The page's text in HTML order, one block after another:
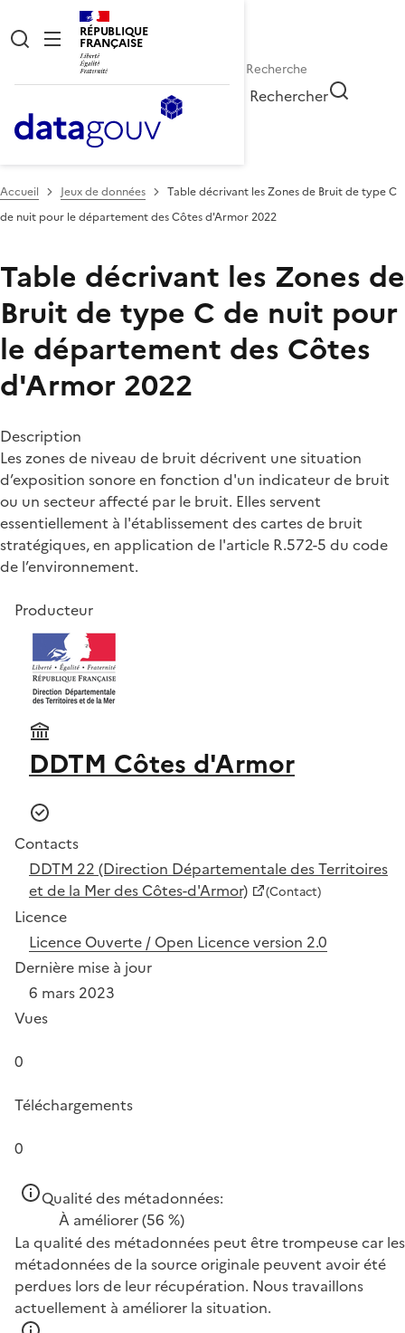
RÉPUBLIQUE
FRANÇAISE
Rechercher
Accueil Jeux de données
Table décrivant les Zones de Bruit de type C
de nuit pour le département des Côtes d'Armor 2022
Table décrivant les Zones de
Bruit de type C de nuit pour
le département des Côtes
d'Armor 2022
Description
Les zones de niveau de bruit décrivent une situation
d’exposition sonore en fonction d'un indicateur de bruit
ou un secteur affecté par le bruit. Elles servent
essentiellement à l'établissement des cartes de bruit
stratégiques, en application de l'article R.572-5 du code
de l’environnement.
Producteur
DDTM Côtes d'Armor
Contacts
DDTM 22 (Direction Départementale des Territoires
et de la Mer des Côtes-d'Armor)
(Contact)
Licence
Licence Ouverte / Open Licence version 2.0
Dernière mise à jour
6 mars 2023
Vues
0
Téléchargements
0
Qualité des métadonnées:
À améliorer(56 %)
La qualité des métadonnées peut être trompeuse car les
métadonnées de la source originale peuvent avoir été
perdues lors de leur récupération. Nous travaillons
actuellement à améliorer la situation.